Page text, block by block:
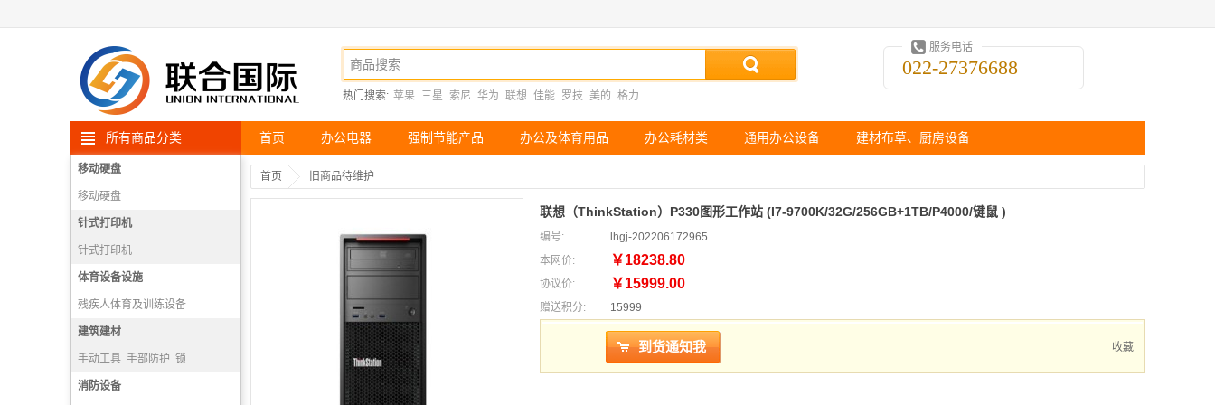
热门搜索: 苹果 三星 索尼 华为 联想 佳能 罗技 美的 格力
服务电话
022-27376688
所有商品分类 首页 办公电器 强制节能产品 办公及体育用品 办公耗材类 通用办公设备 建材布草、厨房设备
移动硬盘
移动硬盘
针式打印机
针式打印机
体育设备设施
残疾人体育及训练设备
散打、武术设备
跳水设备
建筑建材
手动工具 手部防护 锁
电动工具
消防设备
首页 旧商品待维护
联想（ThinkStation）P330图形工作站 (I7-9700K/32G/256GB+1TB/P4000/键鼠 )
编号:
lhgj-202206172965
本网价:
￥18238.80
协议价: ￥15999.00
赠送积分: 15999
收藏